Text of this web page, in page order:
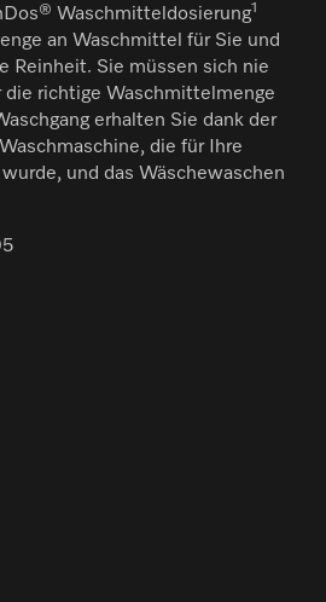
Waschmitteldosierung1
an Waschmittel für Sie und
Reinheit. Sie müssen sich nie
richtige Waschmittelmenge
erhalten Sie dank der
die für Ihre
und das Wäschewaschen